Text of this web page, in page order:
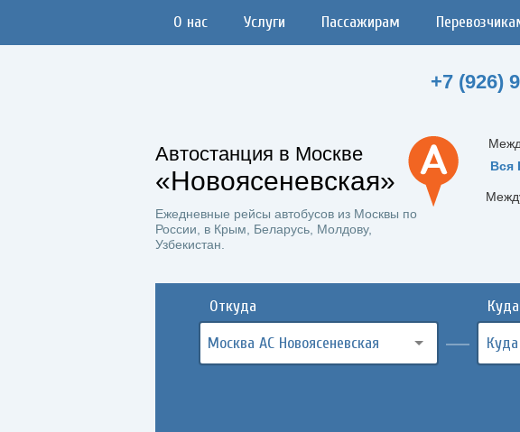
О нас Услуги Пассажирам
+7 (926)
Автостанция в Москве
«Новоясеневская»
Ежедневные рейсы автобусов из Москвы по
России, в Крым, Беларусь, Молдову,
Узбекистан.
Вся
Откуда
Москва АС Новоясеневская
Куда